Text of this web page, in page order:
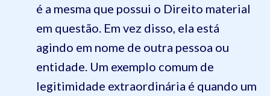
é a mesma que possui o Direito material
em questão. Em vez disso, ela está
agindo em nome de outra pessoa ou
entidade. Um exemplo comum de
legitimidade extraordinária é quando um